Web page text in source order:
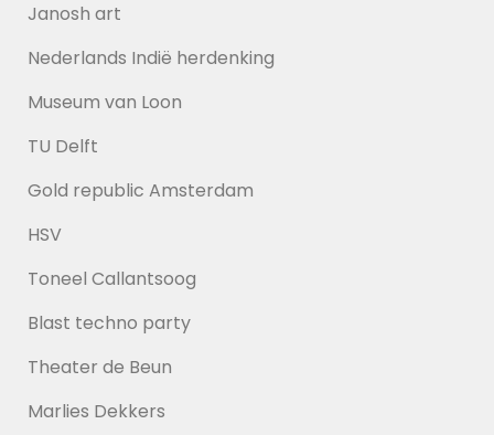
Janosh art
Nederlands Indië herdenking
Museum van Loon
TU Delft
Gold republic Amsterdam
HSV
Toneel Callantsoog
Blast techno party
Theater de Beun
Marlies Dekkers